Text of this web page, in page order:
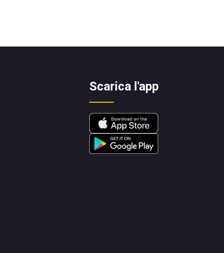
Scarica l'app